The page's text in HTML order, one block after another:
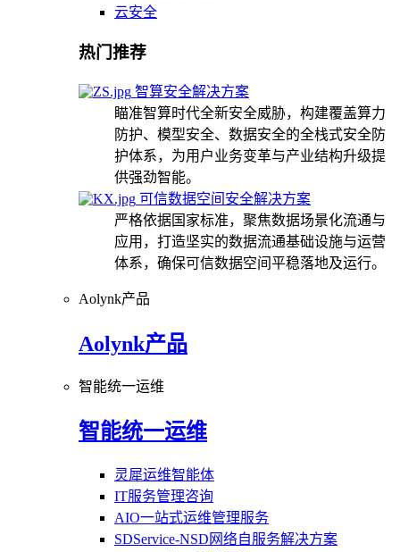
云安全
热门推荐
智算安全解决方案
瞄准智算时代全新安全威胁，构建覆盖算力
防护、模型安全、数据安全的全栈式安全防
护体系，为用户业务变革与产业结构升级提
供强劲智能。
可信数据空间安全解决方案
严格依据国家标准，聚焦数据场景化流通与
应用，打造坚实的数据流通基础设施与运营
体系，确保可信数据空间平稳落地及运行。
Aolynk产品
Aolynk产品
智能统一运维
智能统一运维
灵犀运维智能体
IT服务管理咨询
AIO一站式运维管理服务
SDService-NSD网络自服务解决方案